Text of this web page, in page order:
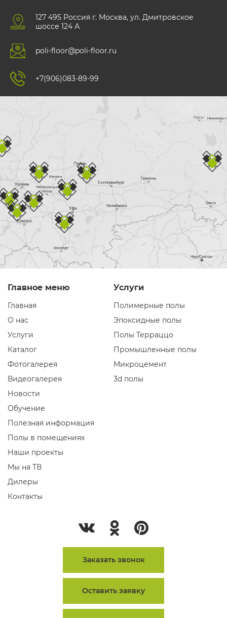
127 495 Роccия г. Москва, ул. Дмитровское
шоссе 124 А
poli-floor@poli-floor.ru
+7(906)083-89-99
Главное меню
Главная
О нас
Услуги
Каталог
Фотогалерея
Видеогалерея
Новости
Обучение
Полезная информация
Полы в помещениях
Наши проекты
Мы на ТВ
Дилеры
Контакты
Услуги
Полимерные полы
Эпоксидные полы
Полы Терраццо
Промышленные полы
Микроцемент
3d полы
Заказать звонок
Оставить заявку